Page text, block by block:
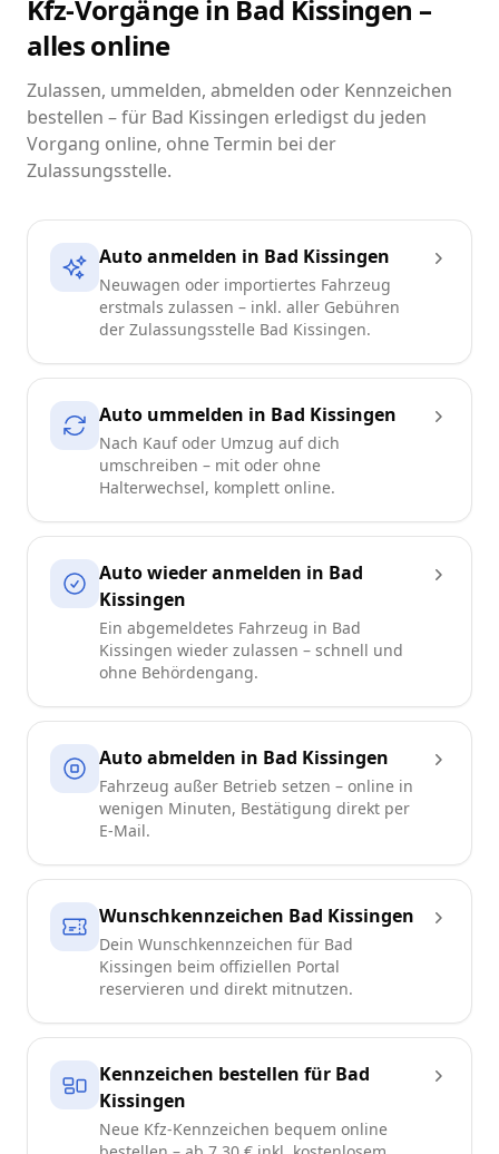
Kfz-Vorgänge in Bad Kissingen –
alles online
Zulassen, ummelden, abmelden oder Kennzeichen
bestellen – für Bad Kissingen erledigst du jeden
Vorgang online, ohne Termin bei der
Zulassungsstelle.
Auto anmelden in Bad Kissingen
Neuwagen oder importiertes Fahrzeug
erstmals zulassen – inkl. aller Gebühren
der Zulassungsstelle Bad Kissingen.
Auto ummelden in Bad Kissingen
Nach Kauf oder Umzug auf dich
umschreiben – mit oder ohne
Halterwechsel, komplett online.
Auto wieder anmelden in Bad
Kissingen
Ein abgemeldetes Fahrzeug in Bad
Kissingen wieder zulassen – schnell und
ohne Behördengang.
Auto abmelden in Bad Kissingen
Fahrzeug außer Betrieb setzen – online in
wenigen Minuten, Bestätigung direkt per
E-Mail.
Wunschkennzeichen Bad Kissingen
Dein Wunschkennzeichen für Bad
Kissingen beim offiziellen Portal
reservieren und direkt mitnutzen.
Kennzeichen bestellen für Bad
Kissingen
Neue Kfz-Kennzeichen bequem online